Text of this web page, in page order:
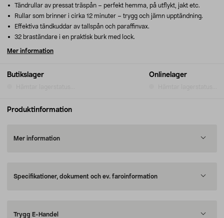
Butikslager Onlinelager
Tändrullar av pressat träspån – perfekt hemma, på utflykt, jakt etc.
Rullar som brinner i cirka 12 minuter – trygg och jämn upptändning.
Effektiva tändkuddar av tallspån och paraffinvax.
32 braständare i en praktisk burk med lock.
Mer information
Produktinformation
Mer information
Specifikationer, dokument och ev. faroinformation
Trygg E-Handel